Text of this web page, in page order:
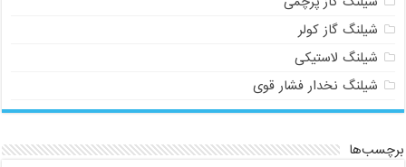
شیلنگ گاز کولر
شیلنگ لاستیکی
شیلنگ نخدار فشار قوی
برچسب‌ها